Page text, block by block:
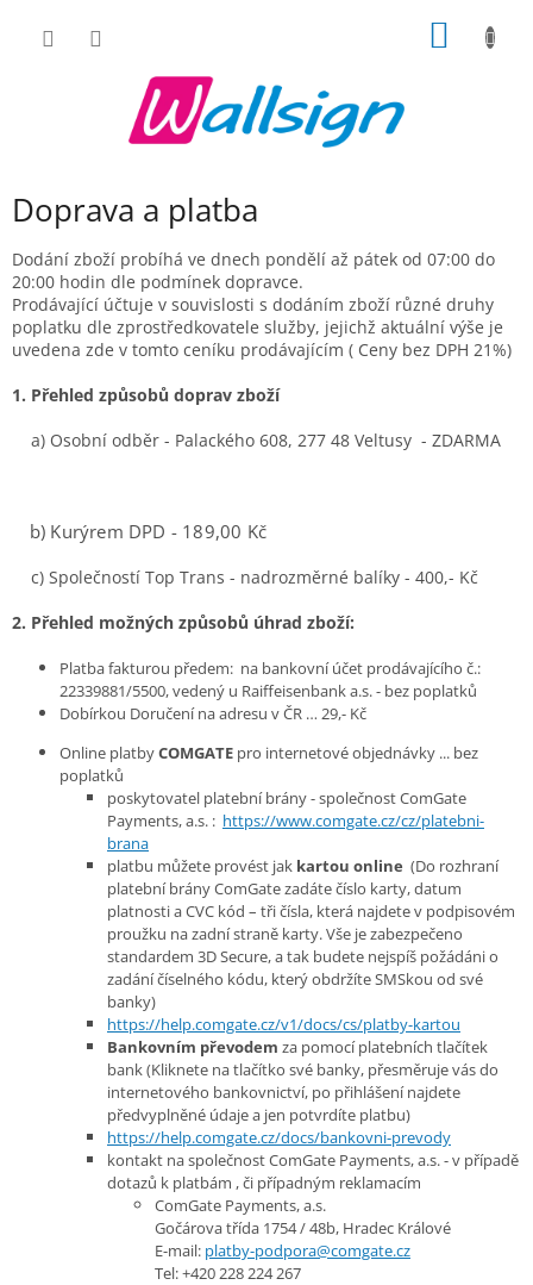
Doprava a platba
Dodání zboží probíhá ve dnech pondělí až pátek od 07:00 do
20:00 hodin dle podmínek dopravce.
Prodávající účtuje v souvislosti s dodáním zboží různé druhy
poplatku dle zprostředkovatele služby, jejichž aktuální výše je
uvedena zde v tomto ceníku prodávajícím ( Ceny bez DPH 21%)
1. Přehled způsobů doprav zboží
a) Osobní odběr - Palackého 608, 277 48 Veltusy - ZDARMA
b) Kurýrem DPD - 189,00 Kč
c) Společností Top Trans - nadrozměrné balíky - 400,- Kč
2. Přehled možných způsobů úhrad zboží:
Platba fakturou předem: na bankovní účet prodávajícího č.:
22339881/5500, vedený u Raiffeisenbank a.s. - bez poplatků
Dobírkou Doručení na adresu v ČR … 29,- Kč
Online platbyCOMGATE pro internetové objednávky ... bez
poplatků
poskytovatel platební brány - společnost ComGate
Payments, a.s. : https://www.comgate.cz/cz/platebni-
brana
platbu můžete provést jak kartou online (Do rozhraní
platební brány ComGate zadáte číslo karty, datum
platnosti a CVC kód – tři čísla, která najdete v podpisovém
proužku na zadní straně karty. Vše je zabezpečeno
standardem 3D Secure, a tak budete nejspíš požádáni o
zadání číselného kódu, který obdržíte SMSkou od své
banky)
https://help.comgate.cz/v1/docs/cs/platby-kartou
Bankovním převodem za pomocí platebních tlačítek
bank (Kliknete na tlačítko své banky, přesměruje vás do
internetového bankovnictví, po přihlášení najdete
předvyplněné údaje a jen potvrdíte platbu)
https://help.comgate.cz/docs/bankovni-prevody
kontakt na společnost ComGate Payments, a.s. - v případě
dotazů k platbám , či případným reklamacím
ComGate Payments, a.s.
Gočárova třída 1754 / 48b, Hradec Králové
E-mail: platby-podpora@comgate.cz
Tel: +420 228 224 267